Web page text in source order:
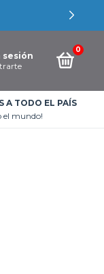
sesión
0
A TODO EL PAÍS
el mundo!